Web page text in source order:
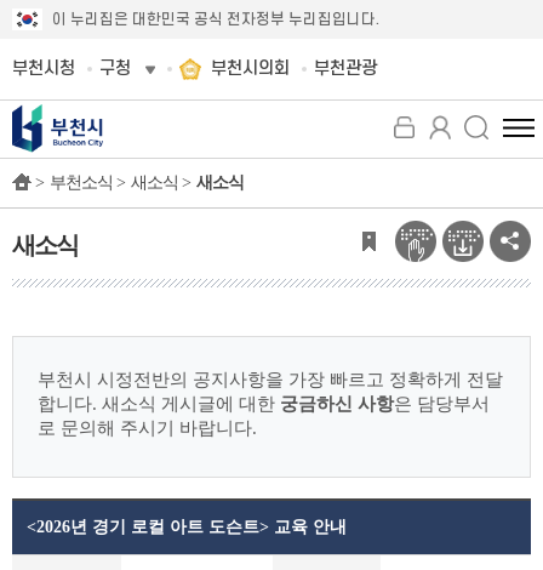
이 누리집은 대한민국 공식 전자정부 누리집입니다.
부천시청 구청 부천시의회 부천관광
전
체
뉴
보
기
> 부천소식 > 새소식 > 새소식
새소식
부천시 시정전반의 공지사항을 가장 빠르고 정확하게 전달
합니다. 새소식 게시글에 대한 궁금하신 사항은 담당부서
로 문의해 주시기 바랍니다.
<2026년 경기 로컬 아트 도슨트> 교육 안내